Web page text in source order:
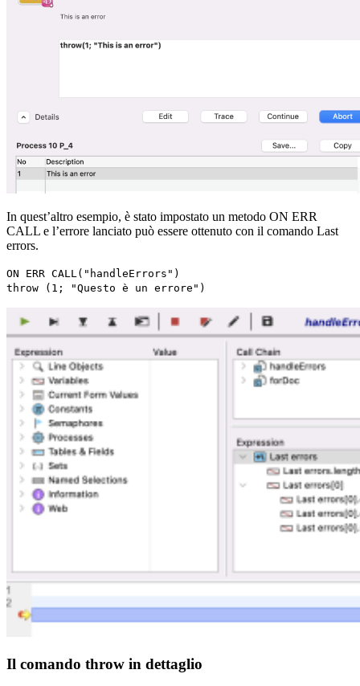
In quest’altro esempio, è stato impostato un metodo ON ERR
CALL e l’errore lanciato può essere ottenuto con il comando Last
errors.
ON ERR CALL("handleErrors")
throw (1; "Questo è un errore")
Il comando throw in dettaglio